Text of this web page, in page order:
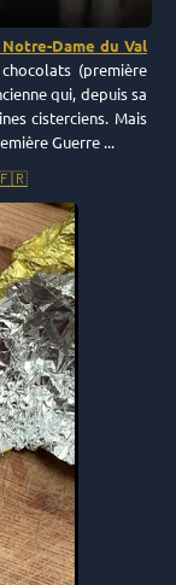
Dame du Val
(première
qui, depuis sa
cisterciens. Mais
Guerre ...
🇫🇷